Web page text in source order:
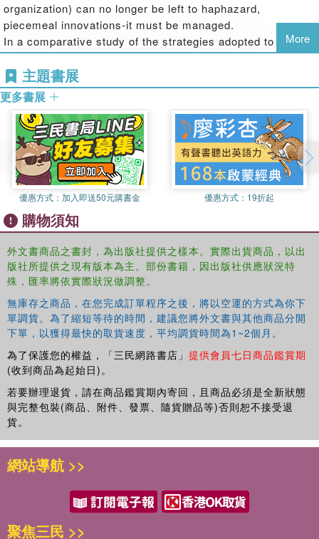
organization) can no longer be left to haphazard,
piecemeal innovations-it must be managed.
In a comparative study of the strategies adopted to date in
the U.S.A., England, Scotland and France, this book points
out that-although considerable reforms have been effected
in these countries during the past ten to fifteen years-no
adequate curriculum theory has yet been developed. The
author also turns his attention to the phenomenon which
he considered symptomatic of inherent failures in the
education system: the drop-outs and hippies He concludes
that notions about ''learning'' must be revised and rather
than a place in which formal instruction is given, the
school of the future should be conceived as a resources-
for-learning centre.
More
主題書展
更多書展
優惠方式： 加入即送50元購書金 優惠方式： 19折起
購物須知
外文書商品之書封，為出版社提供之樣本。實際出貨商品，以出
版社所提供之現有版本為主。部份書籍，因出版社供應狀況特
殊，匯率將依實際狀況做調整。
無庫存之商品，在您完成訂單程序之後，將以空運的方式為你下
單調貨。為了縮短等待的時間，建議您將外文書與其他商品分開
下單，以獲得最快的取貨速度，平均調貨時間為1~2個月。
為了保護您的權益，「三民網路書店」 提供會員七日商品鑑賞期
(收到商品為起始日)。
若要辦理退貨，請在商品鑑賞期內寄回，且商品必須是全新狀態
與完整包裝(商品、附件、發票、隨貨贈品等)否則恕不接受退
貨。
網站導航 >>
聚焦三民 >>